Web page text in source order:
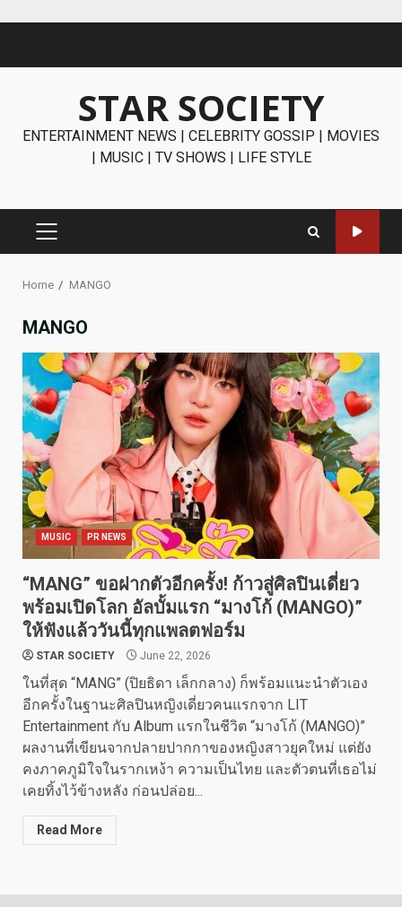
STAR SOCIETY
ENTERTAINMENT NEWS | CELEBRITY GOSSIP | MOVIES
| MUSIC | TV SHOWS | LIFE STYLE
PRIMARY
Home MANGO
MANGO
MUSIC PR NEWS
“MANG” ขอฝากตัวอีกครั้ง! ก้าวสู่ศิลปินเดี่ยว
พร้อมเปิดโลก อัลบั้มแรก “มางโก้ (MANGO)”
ให้ฟังแล้ววันนี้ทุกแพลตฟอร์ม
STAR SOCIETY June 22, 2026
ในที่สุด “MANG” (ปิยธิดา เล็กกลาง) ก็พร้อมแนะนำตัวเอง
อีกครั้งในฐานะศิลปินหญิงเดี่ยวคนแรกจาก LIT
Entertainment กับ Album แรกในชีวิต “มางโก้ (MANGO)”
ผลงานที่เขียนจากปลายปากกาของหญิงสาวยุคใหม่ แต่ยัง
คงภาคภูมิใจในรากเหง้า ความเป็นไทย และตัวตนที่เธอไม่
เคยทิ้งไว้ข้างหลัง ก่อนปล่อย...
Read More